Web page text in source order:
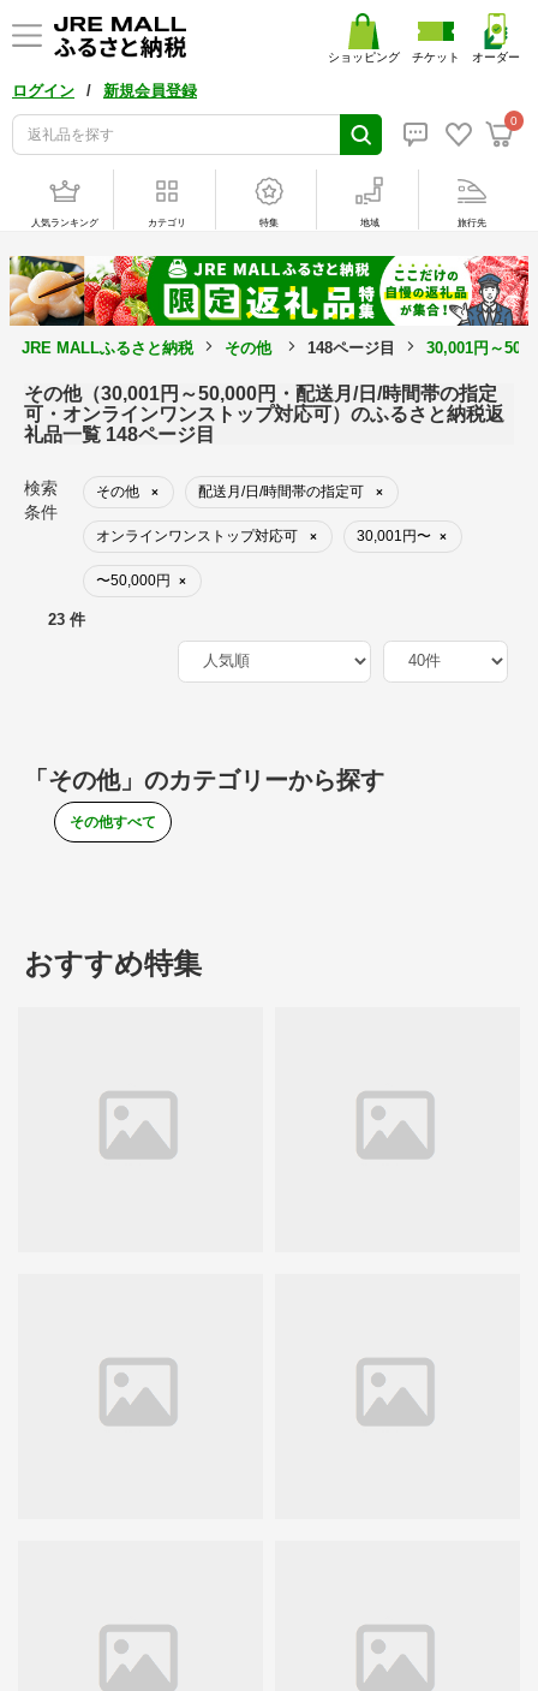
ログイン / 新規会員登録
0
ショッピング チケット オーダー
人気ランキング カテゴリ 特集 地域 旅行先
JRE MALLふるさと納税 その他 148ページ目 30,001円～
その他（30,001円～50,000円・配送月/日/時間帯の指定
可・オンラインワンストップ対応可）のふるさと納税返
礼品一覧 148ページ目
検索
条件
その他 × 配送月/日/時間帯の指定可 ×
オンラインワンストップ対応可 × 30,001円〜 ×
〜50,000円 ×
23 件
「その他」のカテゴリーから探す
その他すべて
おすすめ特集